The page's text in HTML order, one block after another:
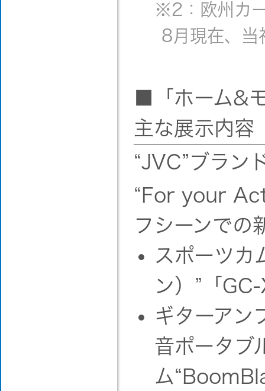
※2：欧州カ
8月現在、当
■「ホーム&
主な展示内容
“JVC”ブラン
“For your
フシーンでの
スポーツカ
ン）”「
ギターアン
音ポータブ
ム